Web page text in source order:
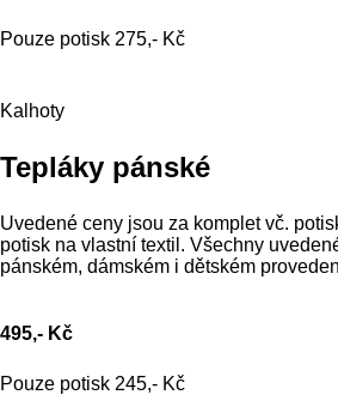
Pouze potisk 275,- Kč
Kalhoty
Tepláky pánské
Uvedené ceny jsou za komplet vč.
potisk na vlastní textil. Všechny
pánském, dámském i dětském
495,- Kč
Pouze potisk 245,- Kč